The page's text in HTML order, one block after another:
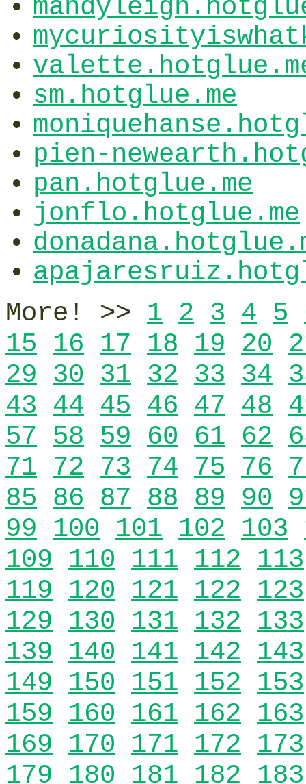
sm.hotglue.me
pien-
pan.hotglue.me
jonflo.hotglue.me
More! >> 1 2 3 4 5
15 16 17 18 19 20
29 30 31 32 33 34
43 44 45 46 47 48
57 58 59 60 61 62
71 72 73 74 75 76
85 86 87 88 89 90
99 100 101 102 103
109 110 111 112 113
119 120 121 122 123
129 130 131 132 133
139 140 141 142 143
149 150 151 152 153
159 160 161 162 163
169 170 171 172 173
179 180 181 182 183